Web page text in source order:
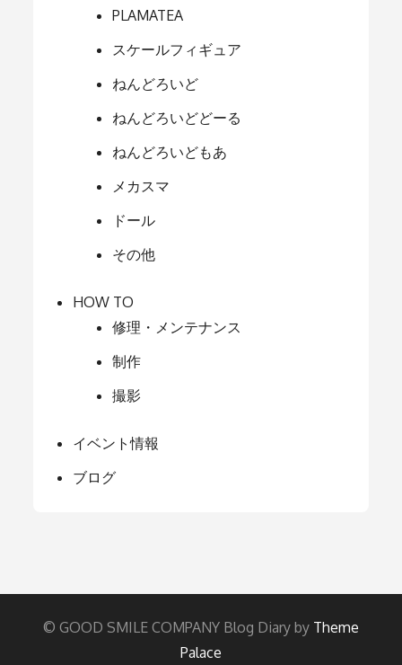
PLAMATEA
スケールフィギュア
ねんどろいど
ねんどろいどどーる
ねんどろいどもあ
メカスマ
ドール
その他
HOW TO
修理・メンテナンス
制作
撮影
イベント情報
ブログ
© GOOD SMILE COMPANY Blog Diary by Theme
Palace